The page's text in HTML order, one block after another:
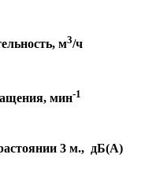
м3/ч
мин-1
3 м., дБ(А)